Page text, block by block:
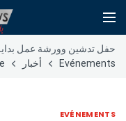
حفل تدشين وورشة عمل
Evénements
أخبار
EVÉNEMENTS